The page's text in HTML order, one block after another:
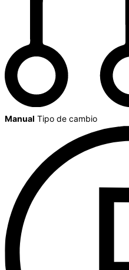
Manual Tipo de cambio